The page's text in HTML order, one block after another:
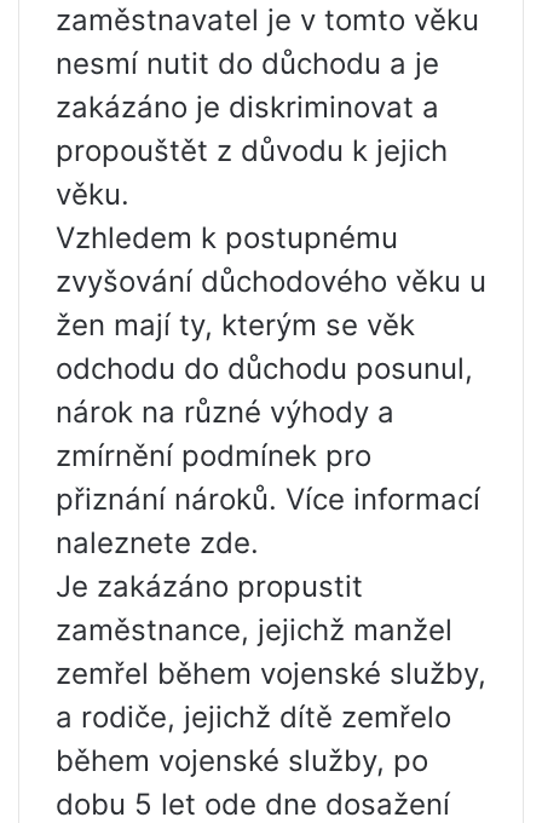
zaměstnavatel je v tomto věku
nesmí nutit do důchodu a je
zakázáno je diskriminovat a
propouštět z důvodu k jejich
věku.
Vzhledem k postupnému
zvyšování důchodového věku u
žen mají ty, kterým se věk
odchodu do důchodu posunul,
nárok na různé výhody a
zmírnění podmínek pro
přiznání nároků. Více informací
naleznete zde.
Je zakázáno propustit
zaměstnance, jejichž manžel
zemřel během vojenské služby,
a rodiče, jejichž dítě zemřelo
během vojenské služby, po
dobu 5 let ode dne dosažení